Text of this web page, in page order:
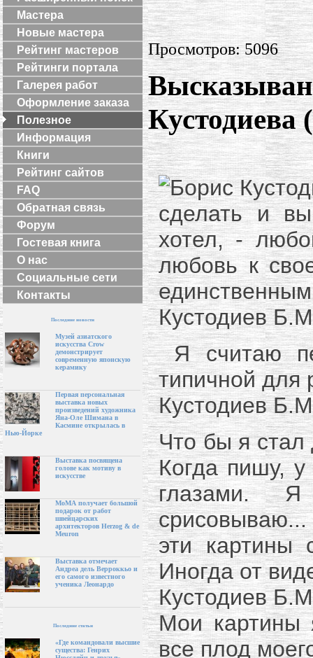
Мастера
Новые мастера
Рейтинг мастеров
Рейтинги портала
Галерея работ
Оформление заказа
Полезное
Информация
Книги
Рейтинг сайтов
FAQ
Обратная связь
Форум
Гостевая книга
О нас
Социальные сети
Контакты
Последние новости
Музей азиатского
искусства Crow
демонстрирует
современную японскую
керамику
Первая персональная
выставка новых
произведений художника
Яна-Оле Шимана в
Касмине открылась в
Нью-Йорке
Выставка посвящена
голове как мотиву в
искусстве
МоМА получает большой
подарок от работ
швейцарских
архитекторов Herzog & de
Meuron
Выставка отмечает
Андреа дель Верроккьо и
его самого известного
ученика Леонардо
Последние статьи
«Где командовали высшие
существа: Генрих
Просмотров: 5096
Кустодиева
сделать и
хотел, -
любовь к
Кустодиев
Я считаю
типичной для
Кустодиев
Что бы я стал
Когда пишу, у
глазами.
срисовываю...
эти картины
Иногда от
Кустодиев
Мои картины
все плод